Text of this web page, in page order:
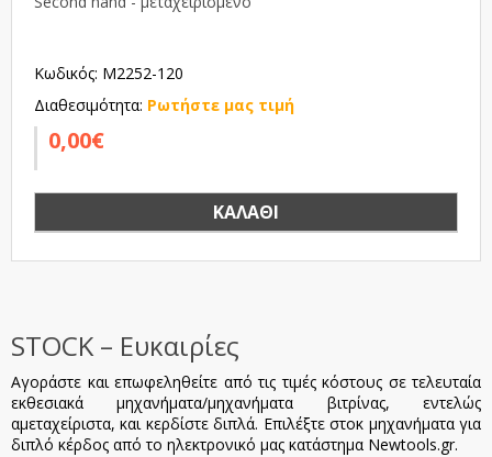
Κωδικός: M2252-120
Διαθεσιμότητα: Ρωτήστε μας τιμή
0,00€
ΚΑΛΆΘΙ
STOCK – Ευκαιρίες
Αγοράστε και επωφεληθείτε από τις τιμές κόστους σε τελευταία
εκθεσιακά μηχανήματα/μηχανήματα βιτρίνας, εντελώς
αμεταχείριστα, και κερδίστε διπλά. Επιλέξτε στοκ μηχανήματα για
διπλό κέρδος από το ηλεκτρονικό μας κατάστημα Newtools.gr.